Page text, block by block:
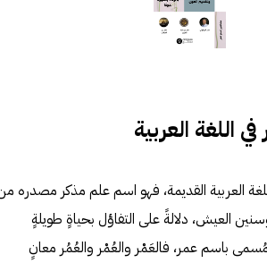
اللغة العربية
العربية القديمة، فهو اسم علم مذكر مصدره
العيش، دلالةً على التفاؤل بحياةٍ طويلةٍ
باسم عمر، فالعَمْر والعُمْر والعُمُر معانٍ